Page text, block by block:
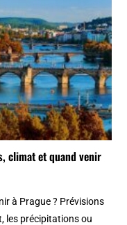
climat et quand venir
à Prague ? Prévisions
les précipitations ou